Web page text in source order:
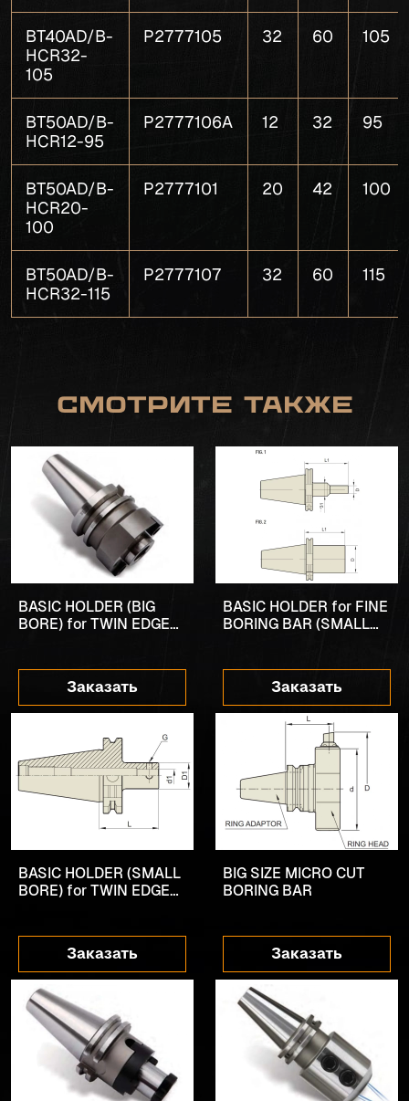
BT40AD/B-
HCR32-
105
P2777105 32 60 105
BT50AD/B-
HCR12-95
P2777106A 12 32 95
BT50AD/B-
HCR20-
100
P2777101 20 42 100
BT50AD/B-
HCR32-115
P2777107 32 60 115
Смотрите также
BASIC HOLDER (BIG
BORE) for TWIN EDGE
Заказать
BASIC HOLDER for FINE
BORING BAR (SMALL
Заказать
BASIC HOLDER (SMALL
BORE) for TWIN EDGE
Заказать
BIG SIZE MICRO CUT
BORING BAR
Заказать